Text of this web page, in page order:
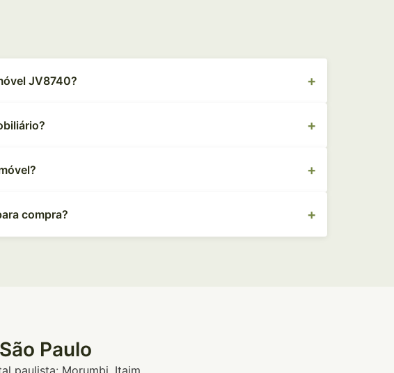
JV8740?
compra?
Paulo
paulista: Morumbi, Itaim